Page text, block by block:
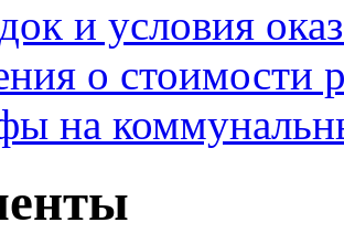
и условия
о стоимости
на